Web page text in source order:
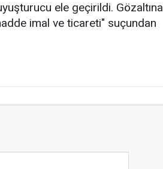
ele geçirildi. Gözaltına
imal ve ticareti" suçundan